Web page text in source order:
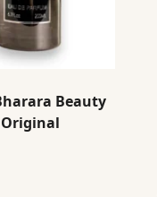
Beauty
Original